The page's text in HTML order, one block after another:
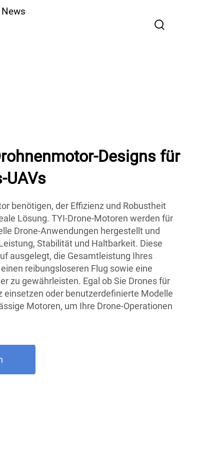
News
Designs für
UAVs
benötigen, der Effizienz und Robustheit
Lösung. TYI-Drone-Motoren werden für
Drone-Anwendungen hergestellt und
Stabilität und Haltbarkeit. Diese
ausgelegt, die Gesamtleistung Ihres
reibungsloseren Flug sowie eine
zu gewährleisten. Egal ob Sie Drones für
einsetzen oder benutzerdefinierte Modelle
Motoren, um Ihre Drone-Operationen